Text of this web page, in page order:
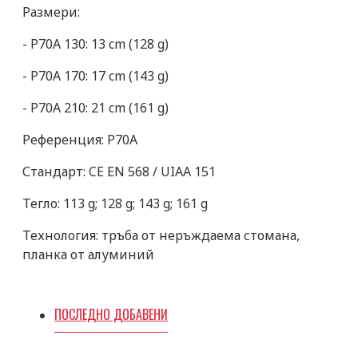
Размери:
- P70A 130: 13 cm (128 g)
- P70A 170: 17 cm (143 g)
- P70A 210: 21 cm (161 g)
Референция: P70A
Стандарт: CE EN 568 / UIAA 151
Тегло: 113 g; 128 g; 143 g; 161 g
Технология: тръба от неръждаема стомана,
планка от алуминий
ПОСЛЕДНО ДОБАВЕНИ